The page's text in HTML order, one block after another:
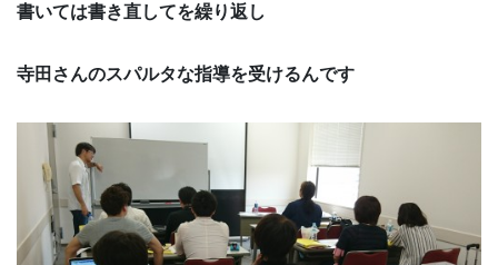
書いては書き直してを繰り返し
寺田さんのスパルタな指導を受けるんです